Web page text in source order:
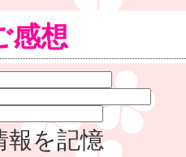
感想
報を記憶